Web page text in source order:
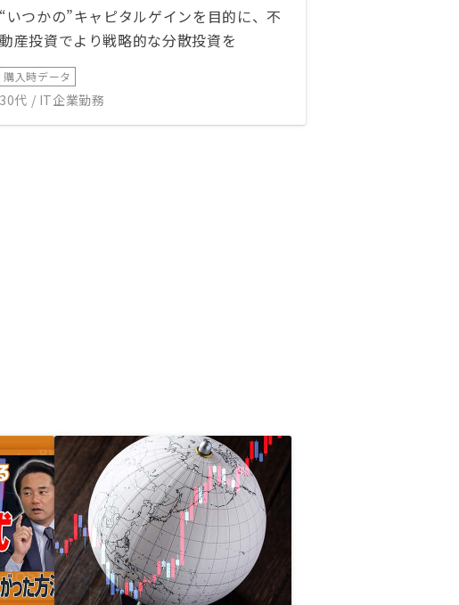
“いつかの”キャピタルゲインを目的に、不
動産投資でより戦略的な分散投資を
購入時データ
30代 / IT企業勤務